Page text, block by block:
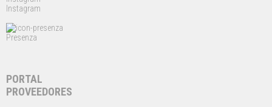
Instagram
Presenza
PORTAL
PROVEEDORES